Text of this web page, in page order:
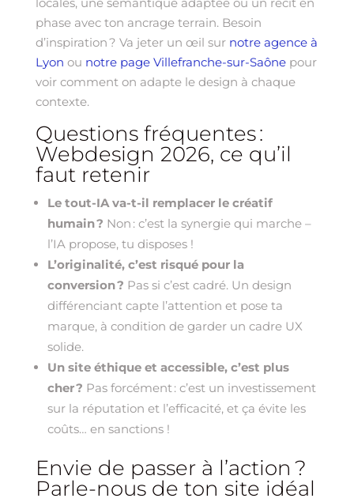
phase avec ton ancrage terrain. Besoin
d’inspiration ? Va jeter un œil sur notre agence à
Lyon ou notre page Villefranche-sur-Saônepour
voir comment on adapte le design à chaque
contexte.
Questions fréquentes :
Webdesign 2026, ce qu’il
faut retenir
Le tout-IA va-t-il remplacer le créatif
humain ? Non : c’est la synergie qui marche –
l’IA propose, tu disposes !
L’originalité, c’est risqué pour la
conversion ? Pas si c’est cadré. Un design
différenciant capte l’attention et pose ta
marque, à condition de garder un cadre UX
solide.
Un site éthique et accessible, c’est plus
cher ? Pas forcément : c’est un investissement
sur la réputation et l’efficacité, et ça évite les
coûts… en sanctions !
Envie de passer à l’action ?
Parle-nous de ton site idéal